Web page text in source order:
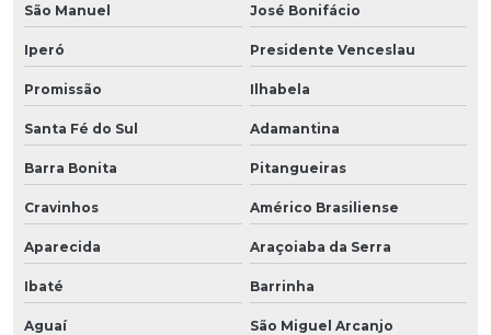
São Manuel José Bonifácio
Iperó Presidente Venceslau
Promissão Ilhabela
Santa Fé do Sul Adamantina
Barra Bonita Pitangueiras
Cravinhos Américo Brasiliense
Aparecida Araçoiaba da Serra
Ibaté Barrinha
Aguaí São Miguel Arcanjo